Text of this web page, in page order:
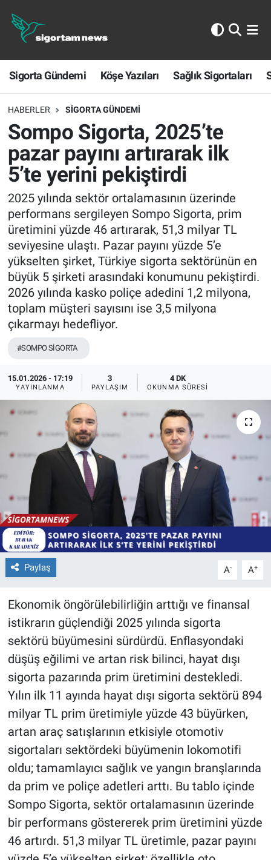
Sigorta Gündemi Köşe Yazıları Sağlık Sigortaları
HABERLER SIGORTA GÜNDEMI
Sompo Sigorta, 2025’te
pazar payını artırarak ilk
5’te yerini pekiştirdi
2025 yılında sektör ortalamasının üzerinde
performans sergileyen Sompo Sigorta, prim
üretimini yüzde 46 artırarak, 51,3 milyar TL
seviyesine ulaştı. Pazar payını yüzde 5’e
yükselten şirket, Türkiye sigorta sektörünün en
büyük 5 şirketi arasındaki konumunu pekiştirdi.
2026 yılında kasko poliçe adedini 1,2 milyona,
toplam müşteri sayısını ise 3,5 milyona
çıkarmayı hedefliyor.
#SOMPO SİGORTA
15.01.2026 - 17:19
YAYINLANMA
3
PAYLAŞIM
4 DK
OKUNMA SÜRESI
Paylaş A- A+
Ekonomik öngörülebilirliğin arttığı ve finansal
istikrarın güçlendiği 2025 yılında sigorta
sektörü büyümesini sürdürdü. Enflasyondaki
düşüş eğilimi ve artan risk bilinci, hayat dışı
sigorta pazarında prim üretimini destekledi.
Yılın ilk 11 ayında hayat dışı sigorta sektörü 894
milyar TL prim üretimiyle yüzde 43 büyürken,
artan araç satışlarının etkisiyle otomotiv
sigortaları sektördeki büyümenin lokomotifi
oldu; tamamlayıcı sağlık ve yangın branşlarında
da prim ve poliçe adetleri arttı. Bu tablo içinde
Sompo Sigorta, sektör ortalamasının üzerinde
bir performans göstererek prim üretimini yüzde
46 artırdı. 51,3 milyar TL üretimle, pazar payını
Sigorta Gündemi
Köşe Yazıları
Sağlık Sigortaları
Sporun Sigortası
Ekonomi